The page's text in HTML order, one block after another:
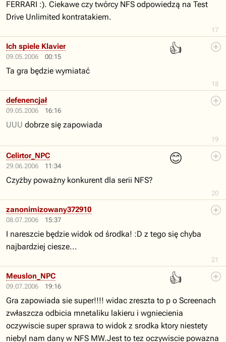
17
FERRARI :). Ciekawe czy twórcy NFS odpowiedzą na Test
Drive Unlimited kontratakiem.
09.05.2006 00:15
👍
18
Ich spiele Klavier
Ta gra będzie wymiatać
09.05.2006 16:16
19
defenencjał
UUU dobrze się zapowiada
29.06.2006 11:34
😊
20
Celirtor_NPC
Czyżby poważny konkurent dla serii NFS?
08.07.2006 15:37
21
zanonimizowany372910
I nareszcie będzie widok od środka! :D z tego się chyba
najbardziej ciesze...
09.07.2006 19:16
👍
Meuslon_NPC
Gra zapowiada sie super!!!! widac zreszta to p o Screenach
zwłaszcza odbicia mnetaliku lakieru i wgniecienia
oczywiscie super sprawa to widok z srodka ktory niestety
niebyl nam dany w NFS MW.Jest to tez oczywiscie powazna